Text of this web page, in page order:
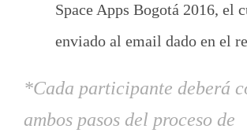
Space Apps Bogotá 2016, el
enviado al email dado en el
*Cada participante deberá
ambos pasos del proceso de